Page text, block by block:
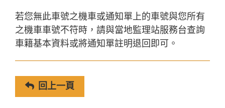
若您無此車號之機車或通知單上的車號與您所有
之機車車號不符時，請與當地監理站服務台查詢
車籍基本資料或將通知單註明退回即可。
回上一頁